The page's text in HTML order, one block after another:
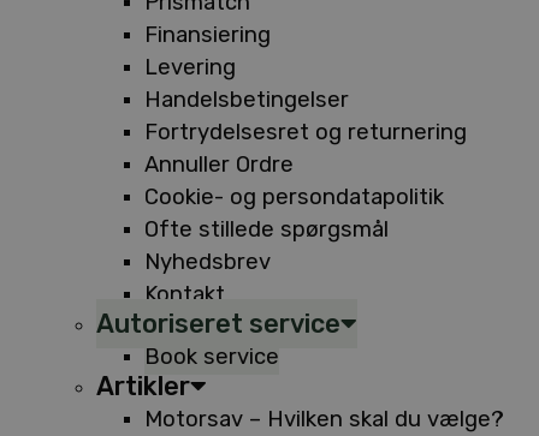
Finansiering
Levering
Handelsbetingelser
Fortrydelsesret og returnering
Annuller Ordre
Cookie- og persondatapolitik
Ofte stillede spørgsmål
Nyhedsbrev
Kontakt
Autoriseret service
Book service
Artikler
Motorsav – Hvilken skal du vælge?